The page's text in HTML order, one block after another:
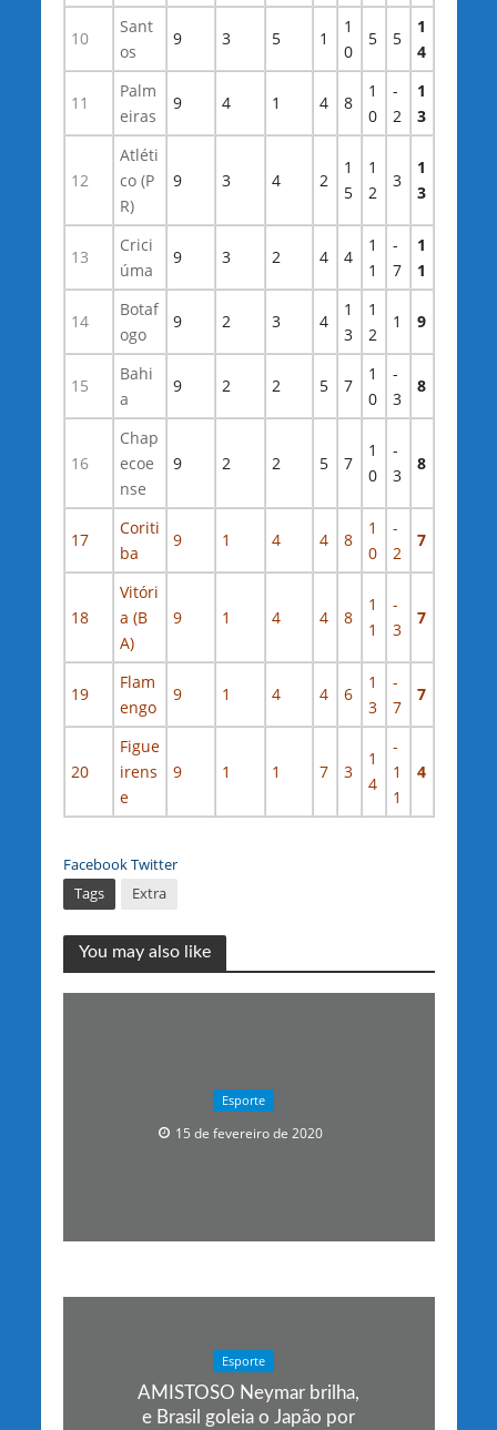
10
Sant
os
9 3 5 1
1
0
5 5
1
4
11
Palm
eiras
9 4 1 4 8
1
0
-
2
1
3
12
Atléti
co (P
R)
9 3 4 2
1
5
1
2
3
1
3
13
Crici
úma
9 3 2 4 4
1
1
-
7
1
1
14
Botaf
ogo
9 2 3 4
1
3
1
2
1 9
15
Bahi
a
9 2 2 5 7
1
0
-
3
8
16
Chap
ecoe
nse
9 2 2 5 7
1
0
-
3
8
17
Coriti
ba
9 1 4 4 8
1
0
-
2
7
18
Vitóri
a (B
A)
9 1 4 4 8
1
1
-
3
7
19
Flam
engo
9 1 4 4 6
1
3
-
7
7
20
Figue
irens
e
9 1 1 7 3
1
4
-
1
1
4
Facebook Twitter
Tags
Extra
You may also like
Esporte
15 de fevereiro de 2020
Esporte
AMISTOSO Neymar brilha,
e Brasil goleia o Japão por